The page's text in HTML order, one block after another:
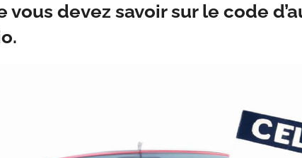
vous devez savoir sur le code